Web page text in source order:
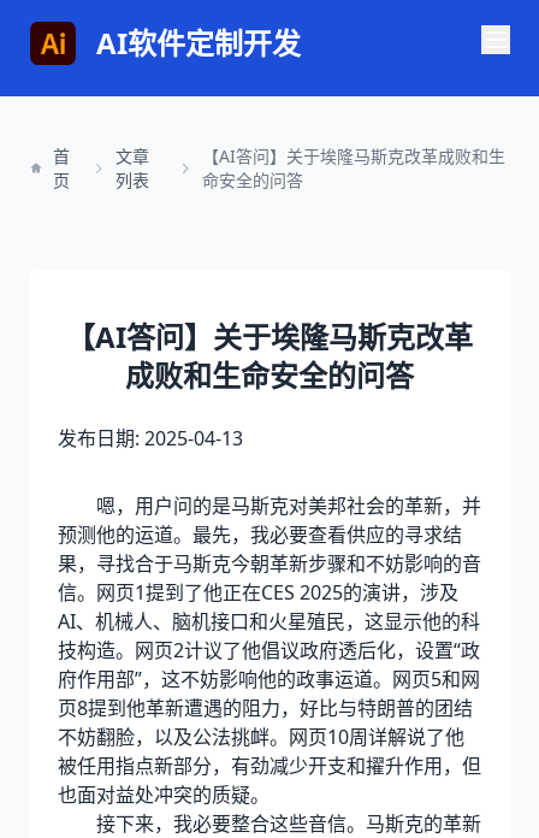
AI软件定制开发
首
页
文章
列表
【AI答问】关于埃隆马斯克改革成败和生
命安全的问答
【AI答问】关于埃隆马斯克改革
成败和生命安全的问答
发布日期: 2025-04-13
嗯，用户问的是马斯克对美邦社会的革新，并
预测他的运道。最先，我必要查看供应的寻求结
果，寻找合于马斯克今朝革新步骤和不妨影响的音
信。网页1提到了他正在CES 2025的演讲，涉及
AI、机械人、脑机接口和火星殖民，这显示他的科
技构造。网页2计议了他倡议政府透后化，设置“政
府作用部”，这不妨影响他的政事运道。网页5和网
页8提到他革新遭遇的阻力，好比与特朗普的团结
不妨翻脸，以及公法挑衅。网页10周详解说了他
被任用指点新部分，有劲减少开支和擢升作用，但
也面对益处冲突的质疑。
接下来，我必要整合这些音信。马斯克的革新